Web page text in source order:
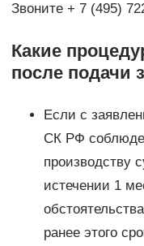
Звоните + 7 (495)
Какие
после подачи
Если с
СК РФ
производству
истечении 1
ранее этого